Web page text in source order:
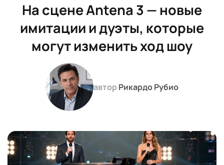
На сцене Antena 3 — новые
имитации и дуэты, которые
могут изменить ход шоу
автор Рикардо Рубио